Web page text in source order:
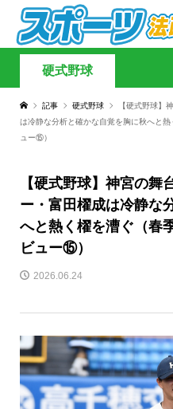
硬式野球
記事 硬式野球
【硬式野球】
は冷静な分析と確かな自覚を胸に秋へと
ュー⑮）
【硬式野球】神宮の
ー・富田櫂成は冷静な
へと熱く櫂を漕ぐ（春
ビュー⑮）
2026.06.24